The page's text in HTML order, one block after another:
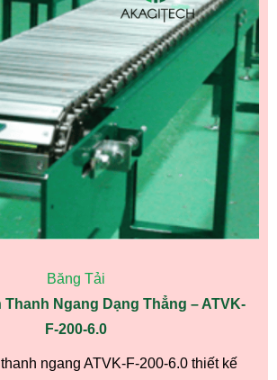
Băng Tải
Thanh Ngang Dạng Thẳng – ATVK-
F-200-6.0
ngang ATVK-F-200-6.0 thiết kế